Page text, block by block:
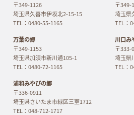
〒349-1126
埼玉県久喜市伊坂北2-15-15
TEL：0480-55-1165
〒349-
埼玉県
TEL：
万葉の郷
〒349-1153
埼玉県加須市新川通105-1
TEL：0480-72-1165
川口み
〒333-
埼玉県
TEL：
浦和みやびの郷
〒336-0911
埼玉県さいたま市緑区三室1712
TEL：048-712-1717